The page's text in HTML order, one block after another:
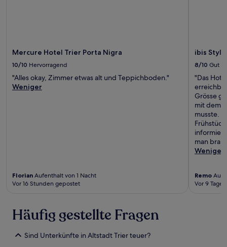
Mercure Hotel Trier Porta Nigra
10/10 Hervorragend
"Alles okay, Zimmer etwas alt und Teppichboden."
Weniger
Florian Aufenthalt von 1 Nacht
Vor 16 Stunden gepostet
ibis
8/10 Gut
"Das
Grösse
mit dem
musste.
man
Weniger
Remo
Vor 9
Häufig gestellte Fragen
Sind Unterkünfte in Altstadt Trier teuer?